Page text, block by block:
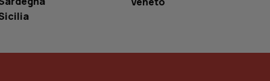
di accesso per